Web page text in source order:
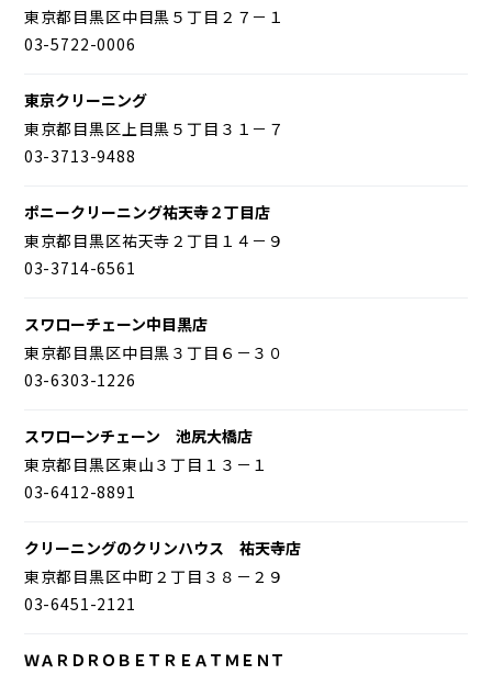
東京都目黒区中目黒５丁目２７－１
03-5722-0006
東京クリーニング
東京都目黒区上目黒５丁目３１－７
03-3713-9488
ポニークリーニング祐天寺２丁目店
東京都目黒区祐天寺２丁目１４－９
03-3714-6561
スワローチェーン中目黒店
東京都目黒区中目黒３丁目６－３０
03-6303-1226
スワローンチェーン 池尻大橋店
東京都目黒区東山３丁目１３－１
03-6412-8891
クリーニングのクリンハウス 祐天寺店
東京都目黒区中町２丁目３８－２９
03-6451-2121
ＷＡＲＤＲＯＢＥＴＲＥＡＴＭＥＮＴ